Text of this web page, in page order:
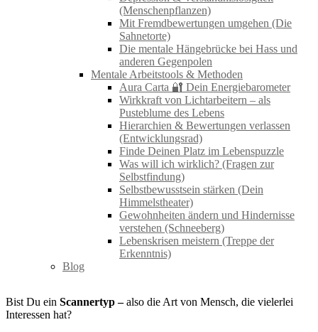
(Menschenpflanzen)
Mit Fremdbewertungen umgehen (Die
Sahnetorte)
Die mentale Hängebrücke bei Hass und
anderen Gegenpolen
Mentale Arbeitstools & Methoden
Aura Carta 🔐 Dein Energiebarometer
Wirkkraft von Lichtarbeitern – als
Pusteblume des Lebens
Hierarchien & Bewertungen verlassen
(Entwicklungsrad)
Finde Deinen Platz im Lebenspuzzle
Was will ich wirklich? (Fragen zur
Selbstfindung)
Selbstbewusstsein stärken (Dein
Himmelstheater)
Gewohnheiten ändern und Hindernisse
verstehen (Schneeberg)
Lebenskrisen meistern (Treppe der
Erkenntnis)
Blog
Bist Du ein Scannertyp –also die Art von Mensch, die vielerlei
Interessen hat?